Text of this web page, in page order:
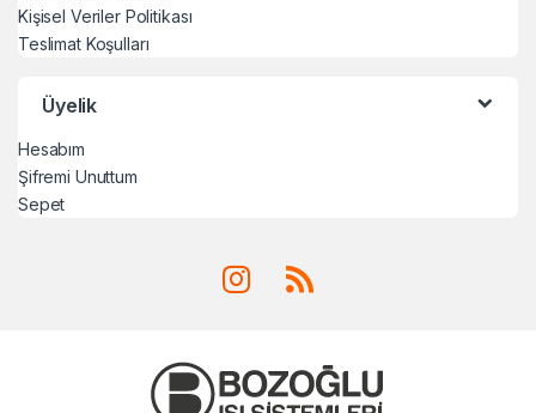
Kişisel Veriler Politikası
Teslimat Koşulları
Üyelik
Hesabım
Şifremi Unuttum
Sepet